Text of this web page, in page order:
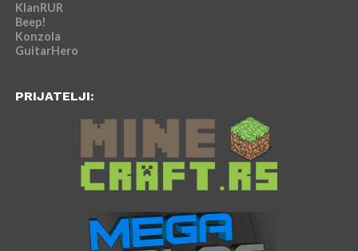
KlanRUR
Beep!
Konzola
GuitarHero
PRIJATELJI: